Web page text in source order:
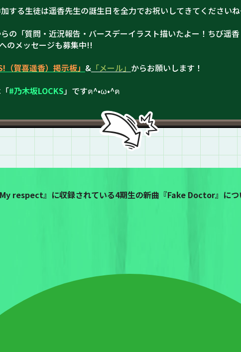
する生徒は遥香先生の誕生日を全力でお祝いしてきてください
の「質問・近況報告・バースデーイラスト描いたよー！ちび遥
のメッセージも募集中!!
（賀喜遥香）掲示板」 & 「メール」 からお願いします！
#乃木坂LOCKS」ですฅ^•ω•^ฅ
respect』に収録されている4期生の新曲『Fake Doctor』につ